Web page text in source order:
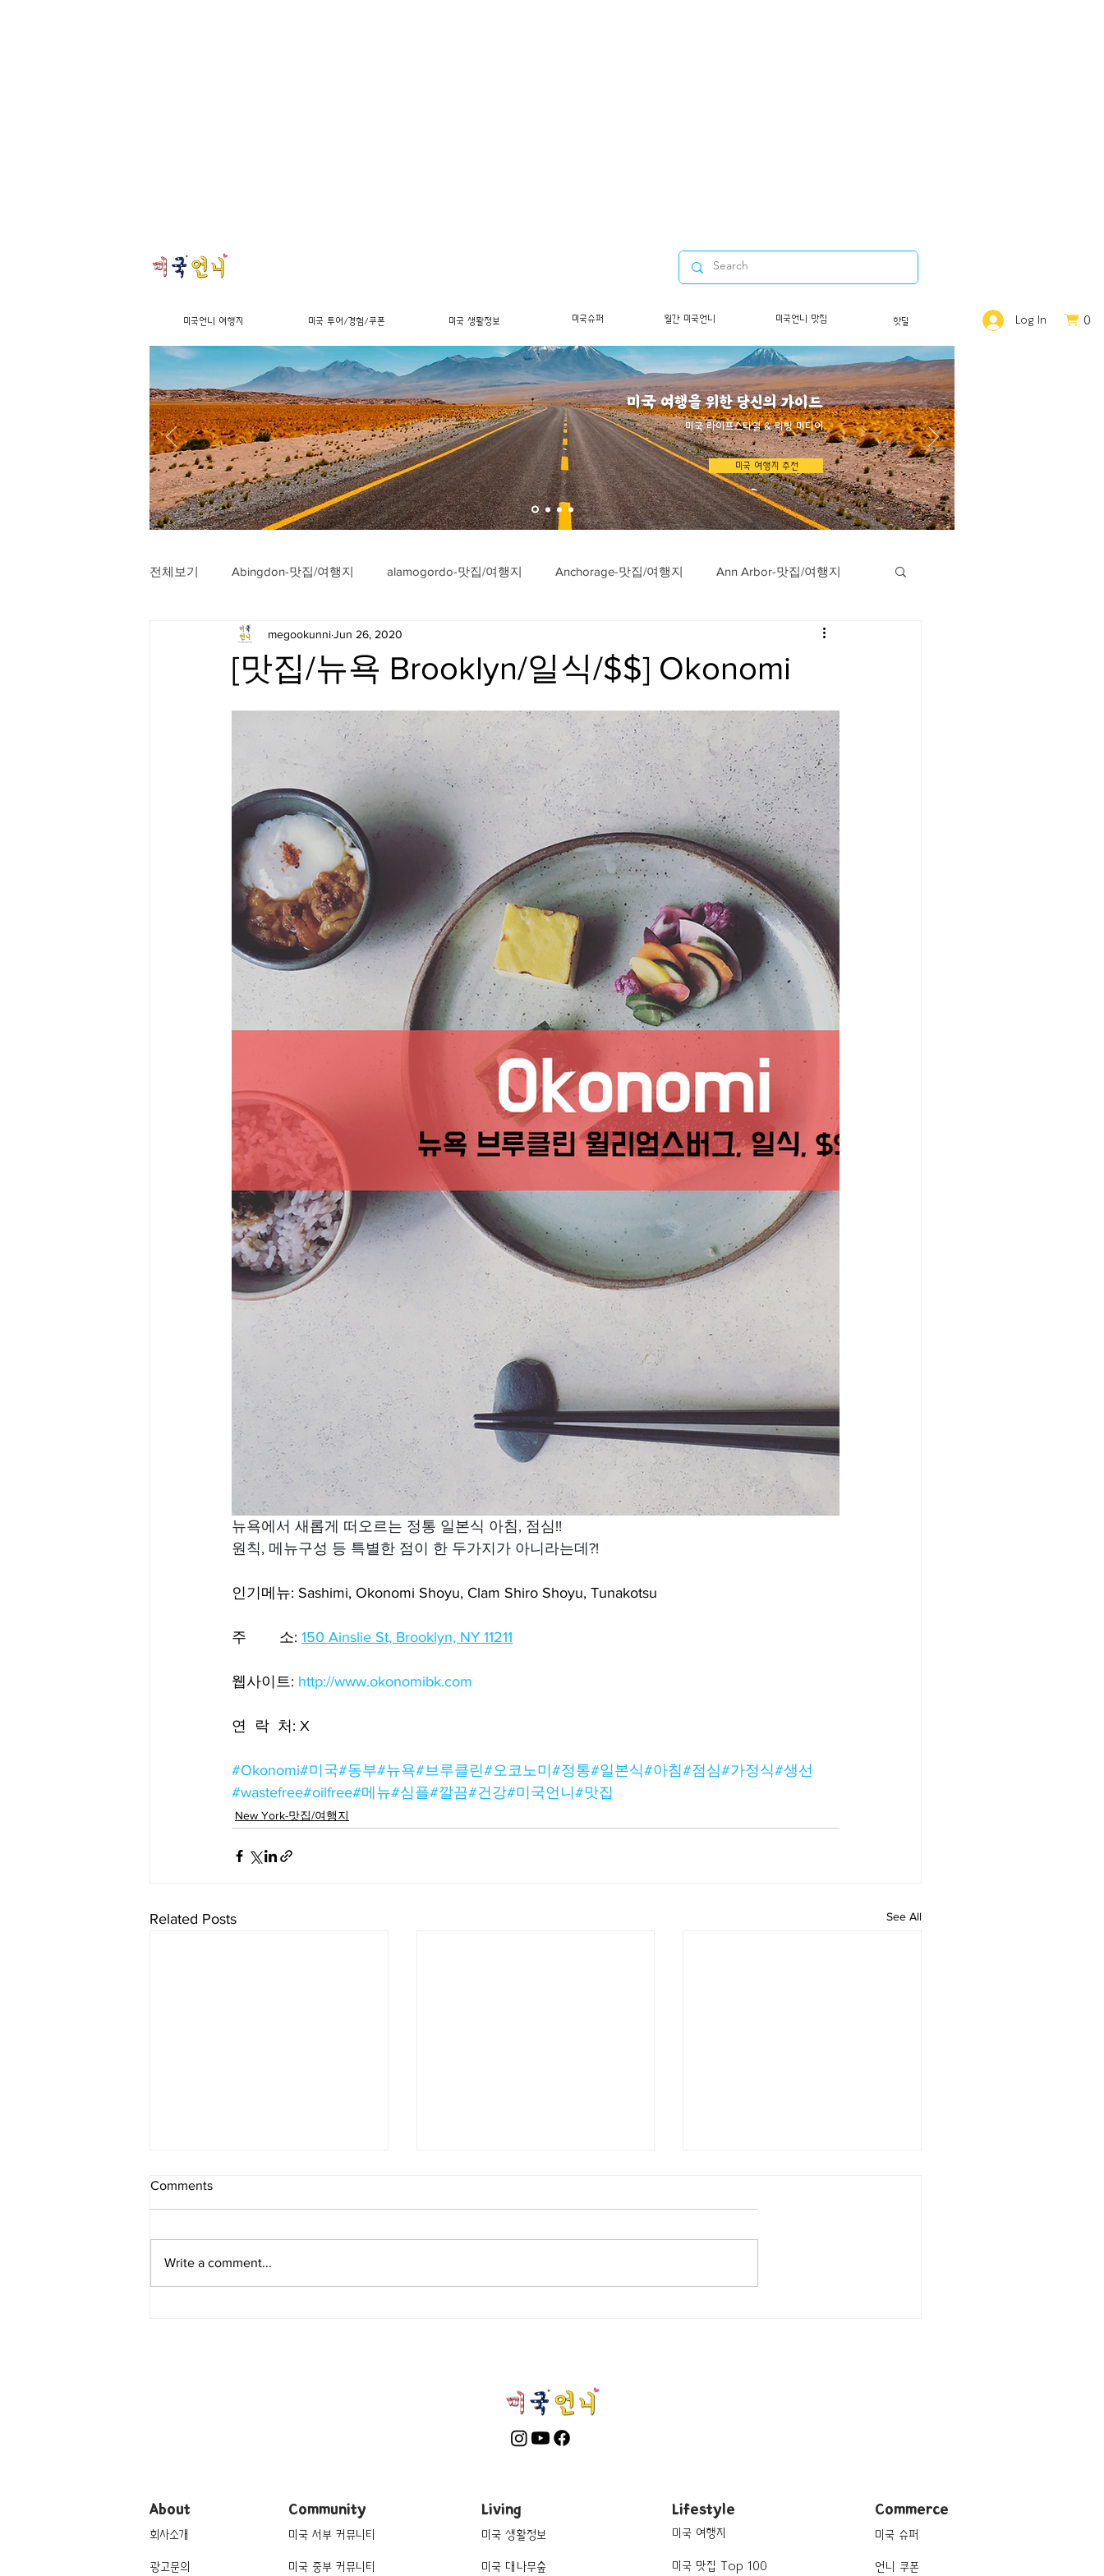
미국 여행을 위한 당신의 가이드
​미국 라이프스타일 & 리빙 미디어
미국 여행지 추천
전체보기 Abingdon-맛집/여행지 alamogordo-맛집/여행지 Anchorage-맛집/여행지 Ann Arbor-맛집/여행지
Arlington-맛집/여행지 Arlington-맛집/여행지 Austin-맛집/여행지
Big Bend-맛집/여행지 Bloomfield-맛집/여행지 Bloomington-맛집/여행지 Boone-맛집/여행지
Boston-맛집/여행지 Boulder City-맛집/여행지 Brawley-맛집/여행지 Bretton Woods-맛집/여행지
Bronx-맛집/여행지 Bryce Canyon-맛집/여행지 Buena Park-맛집/여행지 Calipatria-맛집/여행지
Cambridge-맛집/여행지 Campton-맛집/여행지 Campton-맛집/여행지 Cascade Locks-맛집/여행지
Centerport-맛집/여행지
[맛집/뉴욕 Brooklyn/일식/$$] Okonomi
megookunniJun 26, 2020
뉴욕에서 새롭게 떠오르는 정통 일본식 아침, 점심!!
원칙, 메뉴구성 등 특별한 점이 한 두가지가 아니라는데?!
인기메뉴: Sashimi, Okonomi Shoyu, Clam Shiro Shoyu, Tunakotsu
주        소: 150 Ainslie St, Brooklyn, NY 11211
웹사이트: http://www.okonomibk.com
연  락  처: X
#Okonomi#미국#동부#뉴욕#브루클린#오코노미 #정통#일본식#아침#점심#가정식#생선
#wastefree#oilfree#메뉴#심플#깔끔#건강#미국언니 #맛집
New York-맛집/여행지
Related Posts See All
Comments
Write a comment...
미국언니 여행지 미국 투어/경험/쿠폰 미국 생활정보 미국슈퍼 월간 미국언니 미국언니 맛집 핫딜 Log In 0
About
회사소개
광고문의
Community
미국 서부 커뮤니티
미국 중부 커뮤니티
Living
미국 생활정보
미국 대나무숲
Lifestyle
미국 여행지
미국 맛집 Top 100
Commerce
미국 슈퍼
언니 쿠폰